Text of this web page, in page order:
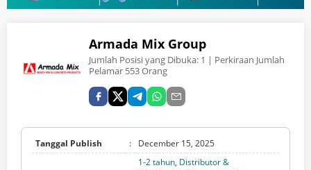
Armada Mix Group
Jumlah Posisi yang Dibuka: 1 | Perkiraan Jumlah
Pelamar 553 Orang
Tanggal Publish : December 15, 2025
1-2 tahun, Distributor &